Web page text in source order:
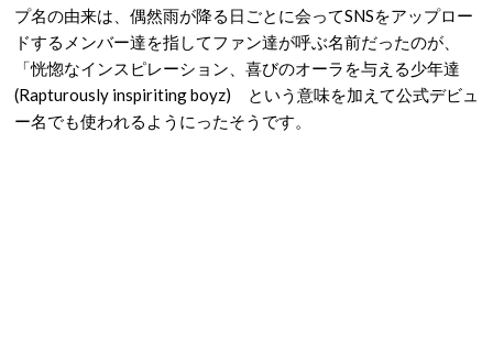
プ名の由来は、偶然雨が降る日ごとに会ってSNSをアップロー
ドするメンバー達を指してファン達が呼ぶ名前だったのが、
「恍惚なインスピレーション、喜びのオーラを与える少年達
(Rapturously inspiriting boyz) という意味を加えて公式デビュ
ー名でも使われるようにったそうです。